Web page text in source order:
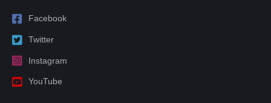
Facebook
Twitter
Instagram
YouTube